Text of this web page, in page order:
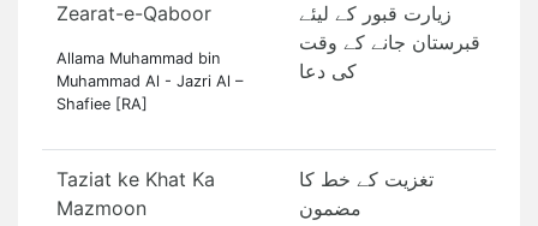
Zearat-e-Qaboor
Allama Muhammad bin
Muhammad Al - Jazri Al –
Shafiee [RA]
زیارت قبور کے لیئے
قبرستان جانے کے وقت
کی دعا
Taziat ke Khat Ka
Mazmoon
تغزیت کے خط کا
مضمون